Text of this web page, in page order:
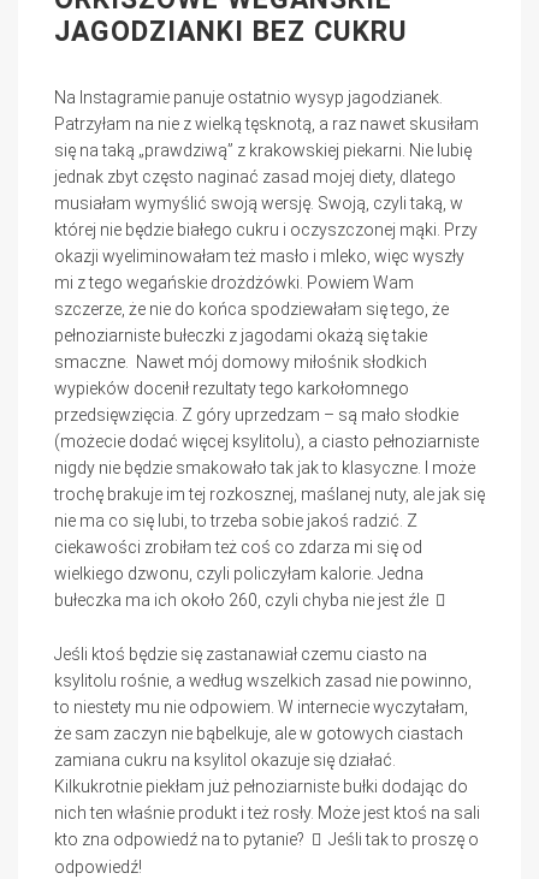
JAGODZIANKI BEZ CUKRU
Na Instagramie panuje ostatnio wysyp jagodzianek.
Patrzyłam na nie z wielką tęsknotą, a raz nawet skusiłam
się na taką „prawdziwą” z krakowskiej piekarni. Nie lubię
jednak zbyt często naginać zasad mojej diety, dlatego
musiałam wymyślić swoją wersję. Swoją, czyli taką, w
której nie będzie białego cukru i oczyszczonej mąki. Przy
okazji wyeliminowałam też masło i mleko, więc wyszły
mi z tego wegańskie drożdżówki. Powiem Wam
szczerze, że nie do końca spodziewałam się tego, że
pełnoziarniste bułeczki z jagodami okażą się takie
smaczne. Nawet mój domowy miłośnik słodkich
wypieków docenił rezultaty tego karkołomnego
przedsięwzięcia. Z góry uprzedzam – są mało słodkie
(możecie dodać więcej ksylitolu), a ciasto pełnoziarniste
nigdy nie będzie smakowało tak jak to klasyczne. I może
trochę brakuje im tej rozkosznej, maślanej nuty, ale jak się
nie ma co się lubi, to trzeba sobie jakoś radzić. Z
ciekawości zrobiłam też coś co zdarza mi się od
wielkiego dzwonu, czyli policzyłam kalorie. Jedna
bułeczka ma ich około 260, czyli chyba nie jest źle
Jeśli ktoś będzie się zastanawiał czemu ciasto na
ksylitolu rośnie, a według wszelkich zasad nie powinno,
to niestety mu nie odpowiem. W internecie wyczytałam,
że sam zaczyn nie bąbelkuje, ale w gotowych ciastach
zamiana cukru na ksylitol okazuje się działać.
Kilkukrotnie piekłam już pełnoziarniste bułki dodając do
nich ten właśnie produkt i też rosły. Może jest ktoś na sali
kto zna odpowiedź na to pytanie?
Jeśli tak to proszę o
odpowiedź!